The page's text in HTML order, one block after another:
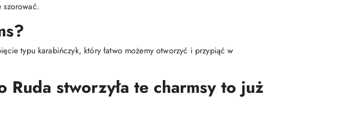
szorować.
typu karabińczyk, który łatwo możemy otworzyć i przypiąć w
Ruda stworzyła te charmsy to już